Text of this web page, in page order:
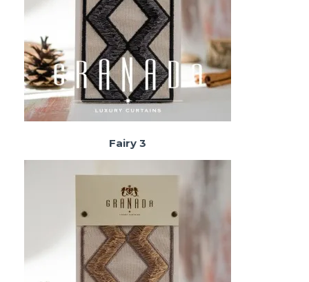
Fairy 3